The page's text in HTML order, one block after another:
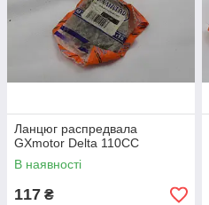
Ланцюг распредвала
GXmotor Delta 110CC
В наявності
117 ₴